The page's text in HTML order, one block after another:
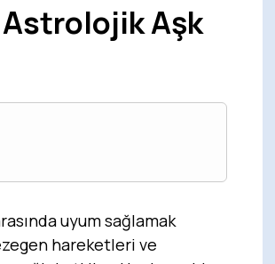
Aşk
uyum sağlamak
hareketleri ve